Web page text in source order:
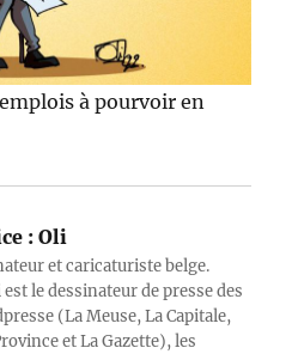
à pourvoir en
: Oli
et caricaturiste belge.
est le dessinateur de presse des
(La Meuse, La Capitale,
et La Gazette), les